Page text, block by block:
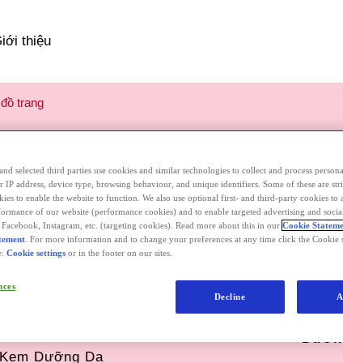
thiệu
trang
phẩm
sản phẩm
Kem Dưỡng Da
Cố
Làm
Ngừa
selected third parties use cookies and similar technologies to collect and process
IP address, device type, browsing behaviour, and unique identifiers. Some of these are
to enable the website to function. We also use optional first- and third-party cookies to
of our website (performance cookies) and to enable targeted advertising and
Instagram, etc. (targeting cookies). Read more about this in our Cookie
. For more information and to change your preferences at any time click the Cookie
Cookie settings or in the footer on our sites.
Decline